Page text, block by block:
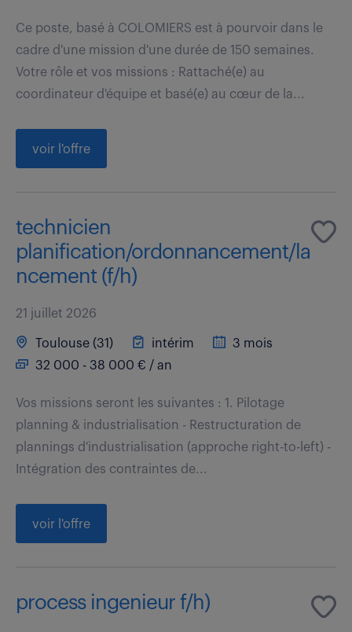
Ce poste, basé à COLOMIERS est à pourvoir dans le
cadre d'une mission d'une durée de 150 semaines.
Votre rôle et vos missions : Rattaché(e) au
coordinateur d'équipe et basé(e) au cœur de la...
voir l'offre
technicien
planification/ordonnancement/la
ncement (f/h)
21 juillet 2026
Toulouse (31) intérim
3 mois
32 000 - 38 000 € / an
Vos missions seront les suivantes : 1. Pilotage
planning & industrialisation - Restructuration de
plannings d'industrialisation (approche right-to-left) -
Intégration des contraintes de...
voir l'offre
process ingenieur f/h)